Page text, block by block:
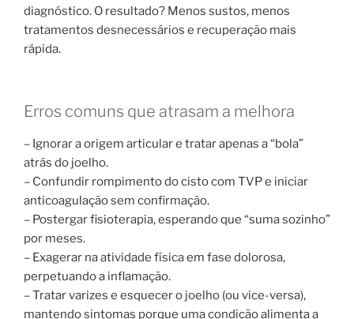
diagnóstico. O resultado? Menos sustos, menos
tratamentos desnecessários e recuperação mais
rápida.
Erros comuns que atrasam a melhora
– Ignorar a origem articular e tratar apenas a “bola”
atrás do joelho.
– Confundir rompimento do cisto com TVP e iniciar
anticoagulação sem confirmação.
– Postergar fisioterapia, esperando que “suma sozinho”
por meses.
– Exagerar na atividade física em fase dolorosa,
perpetuando a inflamação.
– Tratar varizes e esquecer o joelho (ou vice-versa),
mantendo sintomas porque uma condição alimenta a